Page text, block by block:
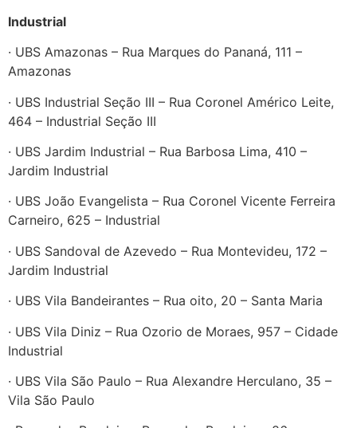
Industrial
· UBS Amazonas – Rua Marques do Pananá, 111 –
Amazonas
· UBS Industrial Seção III – Rua Coronel Américo Leite,
464 – Industrial Seção III
· UBS Jardim Industrial – Rua Barbosa Lima, 410 –
Jardim Industrial
· UBS João Evangelista – Rua Coronel Vicente Ferreira
Carneiro, 625 – Industrial
· UBS Sandoval de Azevedo – Rua Montevideu, 172 –
Jardim Industrial
· UBS Vila Bandeirantes – Rua oito, 20 – Santa Maria
· UBS Vila Diniz – Rua Ozorio de Moraes, 957 – Cidade
Industrial
· UBS Vila São Paulo – Rua Alexandre Herculano, 35 –
Vila São Paulo